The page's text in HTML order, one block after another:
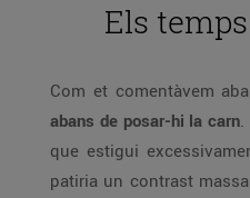
Els
Com et comentàvem
abans de posar-hi la carn.
que estigui
patiria un contrast